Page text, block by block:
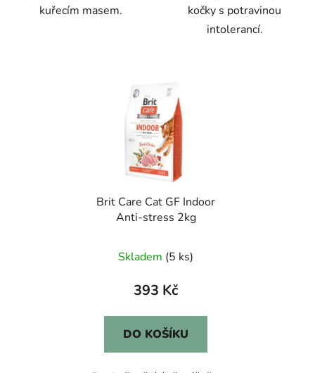
kuřecím masem.
kočky s potravinou
intolerancí.
Brit Care Cat GF Indoor
Anti-stress 2kg
Skladem (5 ks)
393 Kč
DO KOŠÍKU